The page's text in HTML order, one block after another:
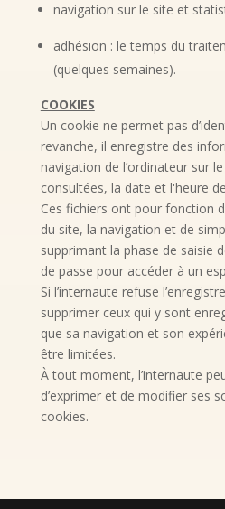
navigation sur le site et
adhésion : le temps du
(quelques semaines).
COOKIES
Un cookie ne permet pas
revanche, il enregistre des
navigation de l’ordinateur sur
consultées, la date et l'heure
Ces fichiers ont pour fonction
du site, la navigation et de
supprimant la phase de saisie
de passe pour accéder à un
Si l’internaute refuse
supprimer ceux qui y sont
que sa navigation et son
être limitées.
À tout moment, l’internaute
d’exprimer et de modifier ses
cookies.